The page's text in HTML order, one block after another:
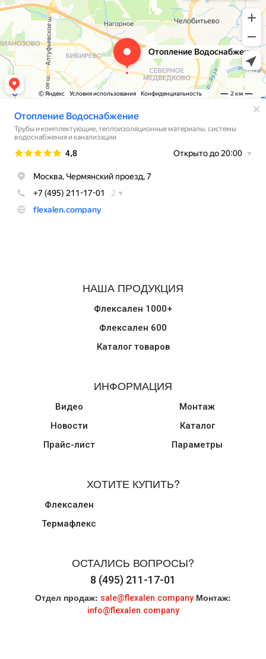
НАША ПРОДУКЦИЯ
Флексален 1000+
Флексален 600
Каталог товаров
ИНФОРМАЦИЯ
Видео
Новости
Прайс-лист
Монтаж
Каталог
Параметры
ХОТИТЕ КУПИТЬ?
Флексален
Термафлекс
ОСТАЛИСЬ ВОПРОСЫ?
8 (495) 211-17-01
Отдел продаж: sale@flexalen.company Монтаж:
info@flexalen.company